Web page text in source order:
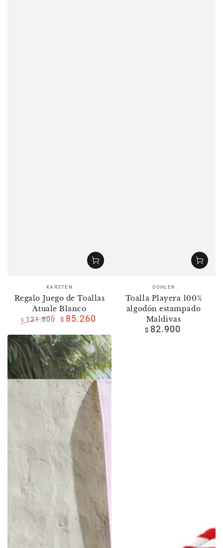
Vendedor:
KARSTEN
Regalo Juego de Toallas
Atuale Blanco
regular
$ 121.800
de
venta
$ 85.260
Vendedor:
DOHLER
Toalla Playera 100%
algodón estampado
Maldivas
Precio
$ 82.900